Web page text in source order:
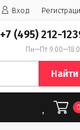
Вход
+7 (495) 212-
Пн—Пт
Найти